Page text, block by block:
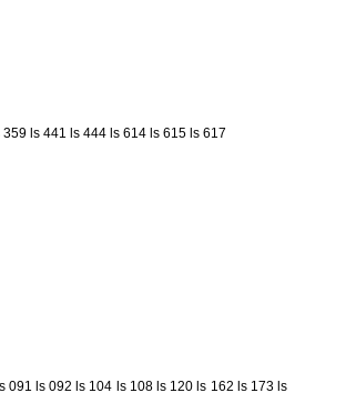
359 ls 441 ls 444 ls 614 ls 615 ls 617
ls 091 ls 092 ls 104 ls 108 ls 120 ls 162 ls 173 ls